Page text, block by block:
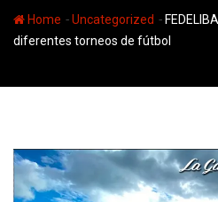
Home -Uncategorized -
diferentes torneos de fútbol